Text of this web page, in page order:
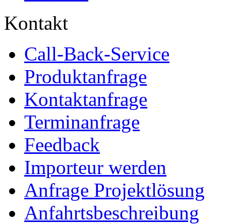
Kontakt
Call-Back-Service
Produktanfrage
Kontaktanfrage
Terminanfrage
Feedback
Importeur werden
Anfrage Projektlösung
Anfahrtsbeschreibung